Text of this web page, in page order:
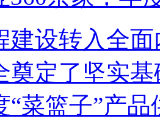
建设转入全
奠定了坚实基
“菜篮子”产